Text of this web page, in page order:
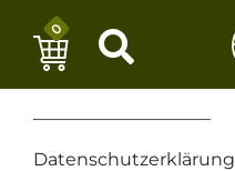
0
––––––––––––––––––––
Datenschutzerklärung